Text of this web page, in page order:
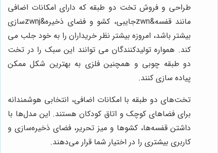
طراحی و فروش تخت دو طبقه که دارای امکانات اضافی
مانند قفسه&zwnجایبی، کشو و فضای ذخیره&zwnjسازی
بیشتر باشد، امروزه بیشتر نظر خریداران را به خود جلب می
کند. همواره تولیدکنندگان می توانند این سبک را در تخت
دو طبقه چوبی و همچنین فلزی به بهترین شکل ممکن
پیاده سازی کنند.
تخت‌های دو طبقه با امکانات اضافی، انتخابی هوشمندانه
برای فضاهای کوچک و اتاق کودکان هستند. این مدل‌ها با
داشتن قفسه‌ها، کشوها و میز تحریر، فضای ذخیره‌سازی و
کاربری بیشتری را در اختیار شما قرار می‌دهند.